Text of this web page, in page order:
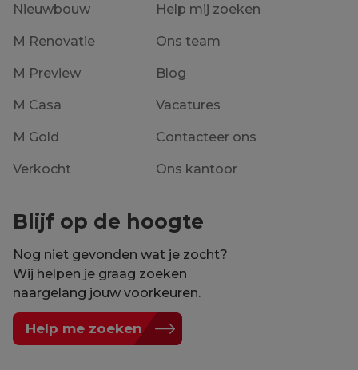
Nieuwbouw
M Renovatie
M Preview
M Casa
M Gold
Verkocht
Help mij zoeken
Ons team
Blog
Vacatures
Contacteer ons
Ons kantoor
Blijf op de hoogte
Nog niet gevonden wat je zocht?
Wij helpen je graag zoeken
naargelang jouw voorkeuren.
Help me zoeken